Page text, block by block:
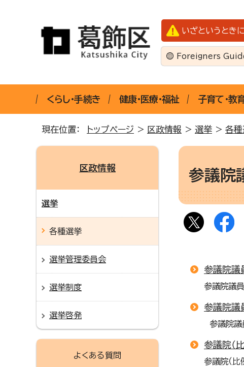
いざというときに
Foreigners
くらし・手続き 健康・医療・福祉 子育て・教
現在位置： トップページ > 区政情報 > 選挙 > 各
参議院
参議院議
参議院議
参議院議
参議院議
参議院（
参議院（比
区政情報
選挙
各種選挙
選挙管理委員会
選挙制度
選挙啓発
よくある質問